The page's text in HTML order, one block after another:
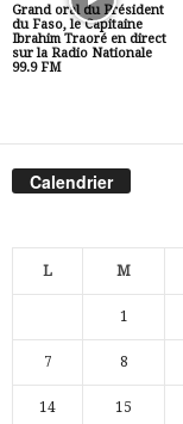
Grand oral du Président
du Faso, le Capitaine
Ibrahim Traoré en direct
sur la Radio Nationale
99.9 FM
Calendrier
L M
1
7 8
14 15